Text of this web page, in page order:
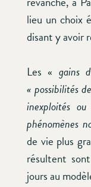
lieu un choix
disant y avoir
Les « gains
« possibilités
inexploités
phénomènes
de vie plus
résultent
jours au